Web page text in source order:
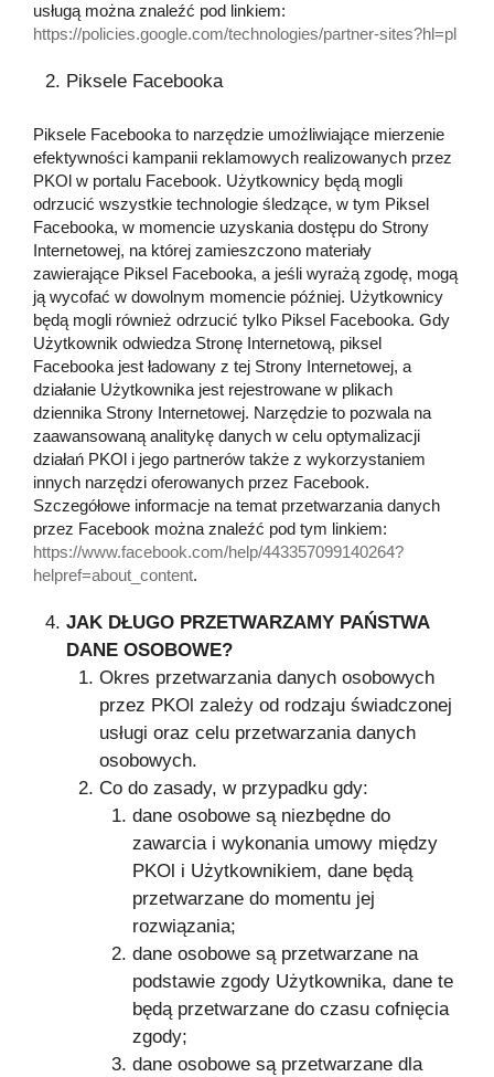
usługą można znaleźć pod linkiem:
https://policies.google.com/technologies/partner-sites?hl=pl
Piksele Facebooka
Piksele Facebooka to narzędzie umożliwiające mierzenie
efektywności kampanii reklamowych realizowanych przez
PKOl w portalu Facebook. Użytkownicy będą mogli
odrzucić wszystkie technologie śledzące, w tym Piksel
Facebooka, w momencie uzyskania dostępu do Strony
Internetowej, na której zamieszczono materiały
zawierające Piksel Facebooka, a jeśli wyrażą zgodę, mogą
ją wycofać w dowolnym momencie później. Użytkownicy
będą mogli również odrzucić tylko Piksel Facebooka. Gdy
Użytkownik odwiedza Stronę Internetową, piksel
Facebooka jest ładowany z tej Strony Internetowej, a
działanie Użytkownika jest rejestrowane w plikach
dziennika Strony Internetowej. Narzędzie to pozwala na
zaawansowaną analitykę danych w celu optymalizacji
działań PKOl i jego partnerów także z wykorzystaniem
innych narzędzi oferowanych przez Facebook.
Szczegółowe informacje na temat przetwarzania danych
przez Facebook można znaleźć pod tym linkiem:
https://www.facebook.com/help/443357099140264?
helpref=about_content.
JAK DŁUGO PRZETWARZAMY PAŃSTWA
DANE OSOBOWE?
Okres przetwarzania danych osobowych
przez PKOl zależy od rodzaju świadczonej
usługi oraz celu przetwarzania danych
osobowych.
Co do zasady, w przypadku gdy:
dane osobowe są niezbędne do
zawarcia i wykonania umowy między
PKOl i Użytkownikiem, dane będą
przetwarzane do momentu jej
rozwiązania;
dane osobowe są przetwarzane na
podstawie zgody Użytkownika, dane te
będą przetwarzane do czasu cofnięcia
zgody;
dane osobowe są przetwarzane dla